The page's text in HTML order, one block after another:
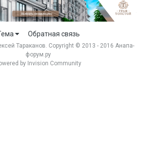
Обратная связь
Тараканов . Copyright © 2013 - 2016 Анапа-
форум.ру
by Invision Community